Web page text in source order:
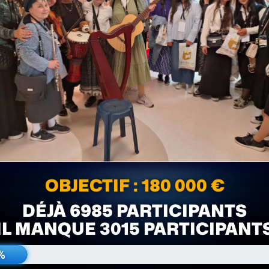
OBJECTIF : 180 000 €
DÉJÀ 6985 PARTICIPANTS
MANQUE 3015